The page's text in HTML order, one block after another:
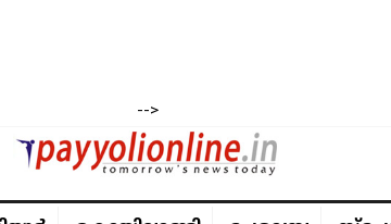
-->